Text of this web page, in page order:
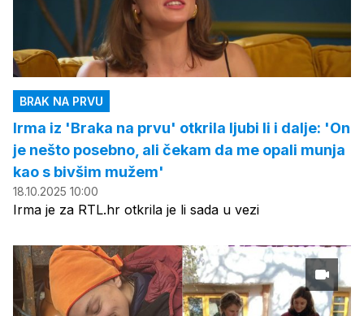
BRAK NA PRVU
Irma iz 'Braka na prvu' otkrila ljubi li i dalje: 'On
je nešto posebno, ali čekam da me opali munja
kao s bivšim mužem'
18.10.2025 10:00
Irma je za RTL.hr otkrila je li sada u vezi